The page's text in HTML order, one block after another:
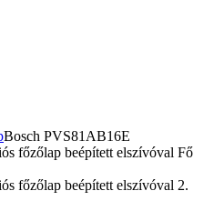
Bosch PVS81AB16E